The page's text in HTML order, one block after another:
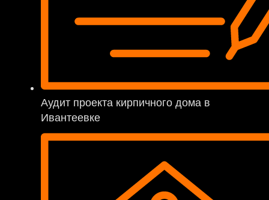
Аудит проекта кирпичного дома в
Ивантеевке